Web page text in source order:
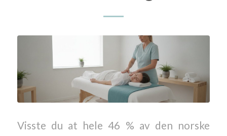
Visste du at hele 46 % av den norske